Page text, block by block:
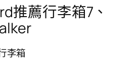
推薦行李箱7、
李箱